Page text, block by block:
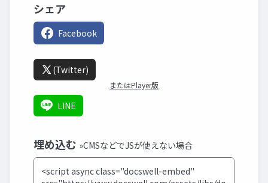
シェア
Facebook
(Twitter)
またはPlayer版
LINE
埋め込む »CMSなどでJSが使えない場合